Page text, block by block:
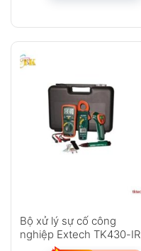
Bộ xử lý sự cố công
nghiệp Extech TK430-IR